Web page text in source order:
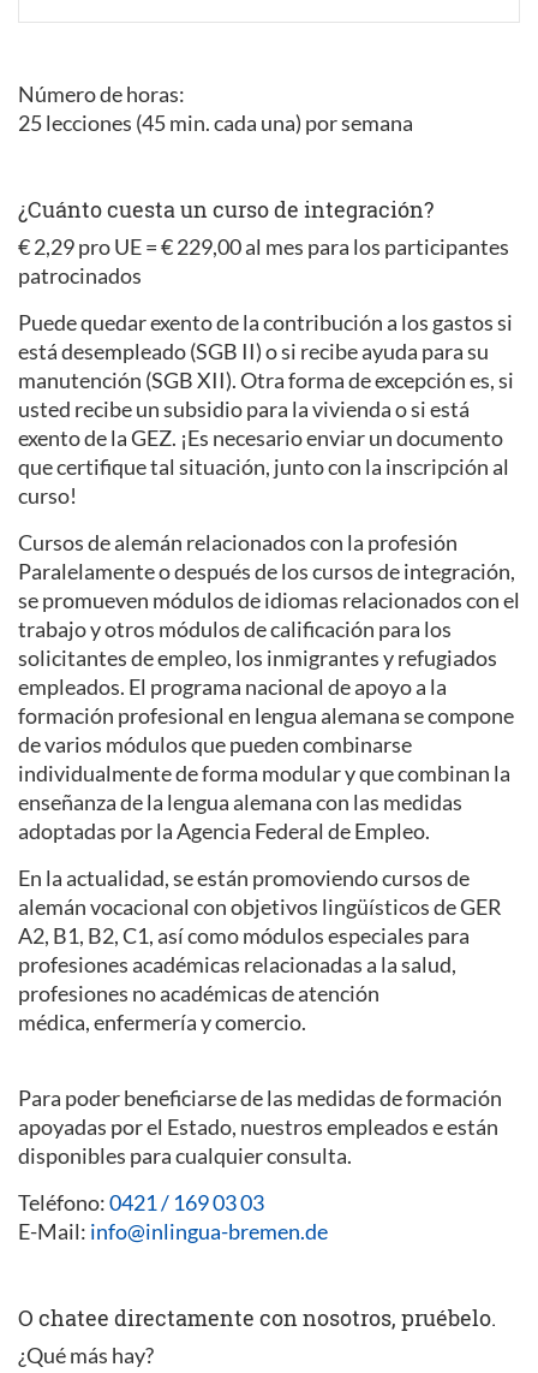
Número de horas:
25 lecciones (45 min. cada una) por semana
¿Cuánto cuesta un curso de integración?
€ 2,29 pro UE = € 229,00 al mes para los participantes
patrocinados
Puede quedar exento de la contribución a los gastos si
está desempleado (SGB II) o si recibe ayuda para su
manutención (SGB XII). Otra forma de excepción es, si
usted recibe un subsidio para la vivienda o si está
exento de la GEZ. ¡Es necesario enviar un documento
que certifique tal situación, junto con la inscripción al
curso!
Cursos de alemán relacionados con la profesión
Paralelamente o después de los cursos de integración,
se promueven módulos de idiomas relacionados con el
trabajo y otros módulos de calificación para los
solicitantes de empleo, los inmigrantes y refugiados
empleados. El programa nacional de apoyo a la
formación profesional en lengua alemana se compone
de varios módulos que pueden combinarse
individualmente de forma modular y que combinan la
enseñanza de la lengua alemana con las medidas
adoptadas por la Agencia Federal de Empleo.
En la actualidad, se están promoviendo cursos de
alemán vocacional con objetivos lingüísticos de GER
A2, B1, B2, C1, así como módulos especiales para
profesiones académicas relacionadas a la salud,
profesiones no académicas de atención
médica, enfermería y comercio.
Para poder beneficiarse de las medidas de formación
apoyadas por el Estado, nuestros empleados e están
disponibles para cualquier consulta.
Teléfono:0421 / 169 03 03
E-Mail: info@inlingua-bremen.de
O chatee directamente con nosotros, pruébelo.
¿Qué más hay?